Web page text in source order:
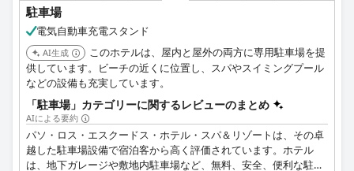
駐車場
電気自動車充電スタンド
AI生成
このホテルは、屋内と屋外の両方に専用駐車場を提
供しています。ビーチの近くに位置し、スパやスイミングプール
などの設備も充実しています。
「駐車場」カテゴリーに関するレビューのまとめ
AIによる要約
パソ・ロス・エスクードス・ホテル・スパ＆リゾートは、その卓
越した駐車場設備で宿泊客から高く評価されています。ホテル
は、地下ガレージや敷地内駐車場など、無料、安全、便利な駐車